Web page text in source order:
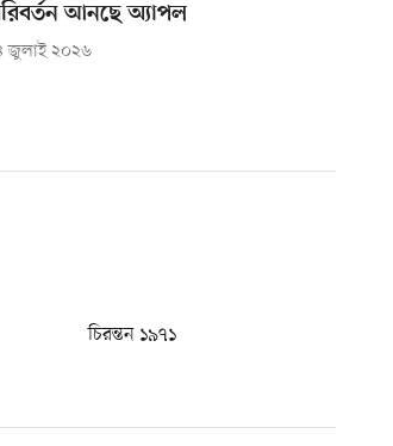
আনছে অ্যাপল
জুলাই ২০২৬
চিরন্তন ১৯৭১